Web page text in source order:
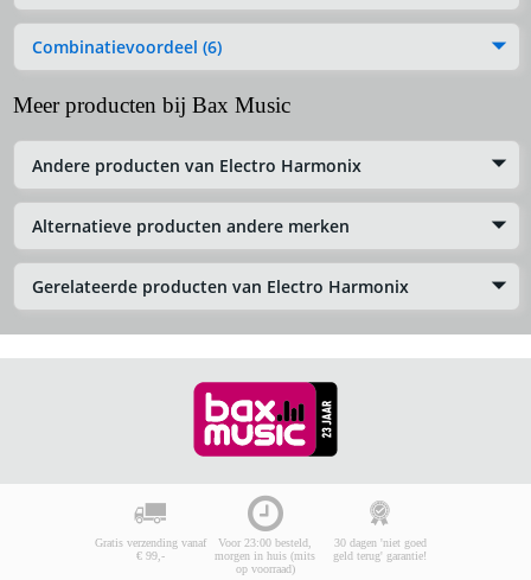
Combinatievoordeel (6)
Meer producten bij Bax Music
Andere producten van Electro Harmonix
Alternatieve producten andere merken
Gerelateerde producten van Electro Harmonix
Gratis verzending vanaf
€ 99,-
Voor 23:00 besteld,
morgen in huis (mits
op voorraad)
30 dagen 'niet goed
geld terug' garantie!